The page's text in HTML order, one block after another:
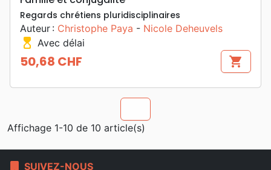
Regards chrétiens pluridisciplinaires
Auteur : Christophe Paya - Nicole Deheuvels
hourglass_top Avec délai
Prix
50,68 CHF shopping_cart
Affichage 1-10 de 10 article(s)
bookmark SUIVEZ-NOUS